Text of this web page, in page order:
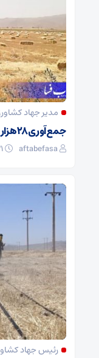
مدیر جهاد
جمع‌آوری ۲۸ هزار تن کاه برای دامداری‌های فسا
aftabefasa
رئیس جهاد